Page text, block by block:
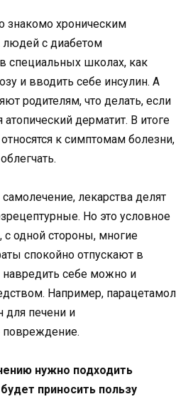
знакомо хроническим
с диабетом
специальных школах, как
и вводить себе инсулин. А
родителям, что делать, если
атопический дерматит. В итоге
к симптомам болезни,
лекарства делят
Но это условное
с одной стороны, многие
спокойно отпускают в
навредить себе можно и
Например, парацетамол
для печени и
повреждение.
нужно подходить
приносить пользу